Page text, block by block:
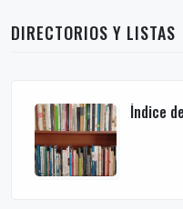
DIRECTORIOS Y LISTAS
Índice